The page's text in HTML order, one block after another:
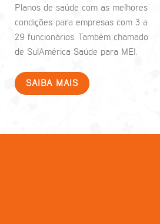
Planos de saúde com as melhores
condições para empresas com 3 a
29 funcionários. Também chamado
de SulAmérica Saúde para MEI.
SAIBA MAIS